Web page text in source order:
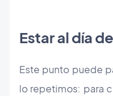
Estar al día
Este punto puede
lo repetimos: para